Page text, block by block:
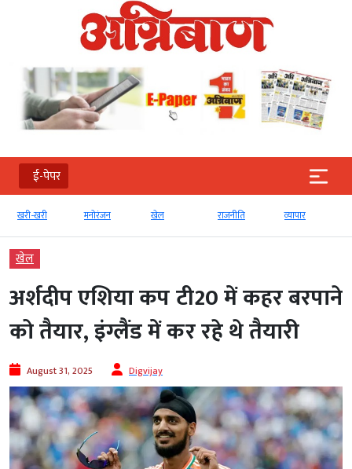
ई-पेपर
खरी-खरी मनोरंजन खेल राजनीति व्‍यापार
खेल
अर्शदीप एशिया कप टी20 में कहर बरपाने
को तैयार, इंग्लैंड में कर रहे थे तैयारी
August 31, 2025 Digvijay